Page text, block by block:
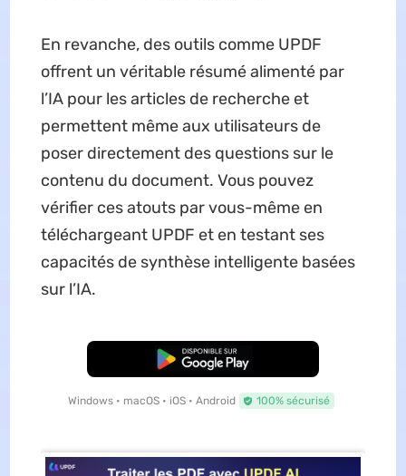
En revanche, des outils comme UPDF
offrent un véritable résumé alimenté par
l’IA pour les articles de recherche et
permettent même aux utilisateurs de
poser directement des questions sur le
contenu du document. Vous pouvez
vérifier ces atouts par vous-même en
téléchargeant UPDF et en testant ses
capacités de synthèse intelligente basées
sur l’IA.
TÉLÉCHARGER
Windows • macOS • iOS • Android 100% sécurisé